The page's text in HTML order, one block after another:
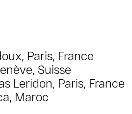
Paris, France
Suisse
Leridon, Paris, France
Maroc